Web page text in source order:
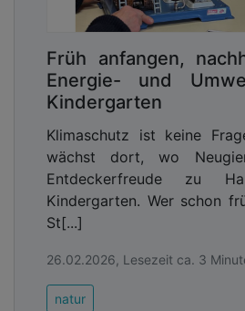
Früh anfangen,
Energie- und
Kindergarten
Klimaschutz ist keine
wächst dort, wo
Entdeckerfreude zu
Kindergarten. Wer schon
St[...]
26.02.2026, Lesezeit ca. 3
natur